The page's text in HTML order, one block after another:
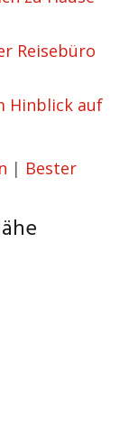
Reisebüro
Hinblick auf
| Bester